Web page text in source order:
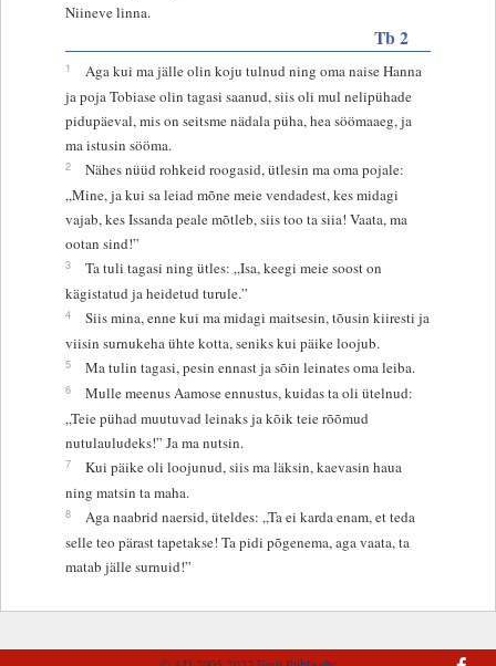
Niineve linna.
Tb 2
1
Aga kui ma jälle olin koju tulnud ning oma naise Hanna
ja poja Tobiase olin tagasi saanud, siis oli mul nelipühade
pidupäeval, mis on seitsme nädala püha, hea söömaaeg, ja
ma istusin sööma.
2
Nähes nüüd rohkeid roogasid, ütlesin ma oma pojale:
„Mine, ja kui sa leiad mõne meie vendadest, kes midagi
vajab, kes Issanda peale mõtleb, siis too ta siia! Vaata, ma
ootan sind!”
3
Ta tuli tagasi ning ütles: „Isa, keegi meie soost on
kägistatud ja heidetud turule.”
4
Siis mina, enne kui ma midagi maitsesin, tõusin kiiresti ja
viisin surnukeha ühte kotta, seniks kui päike loojub.
5 Ma tulin tagasi, pesin ennast ja sõin leinates oma leiba.
6
Mulle meenus Aamose ennustus, kuidas ta oli ütelnud:
„Teie pühad muutuvad leinaks ja kõik teie rõõmud
nutulauludeks!” Ja ma nutsin.
7
Kui päike oli loojunud, siis ma läksin, kaevasin haua
ning matsin ta maha.
8
Aga naabrid naersid, üteldes: „Ta ei karda enam, et teda
selle teo pärast tapetakse! Ta pidi põgenema, aga vaata, ta
matab jälle surnuid!”